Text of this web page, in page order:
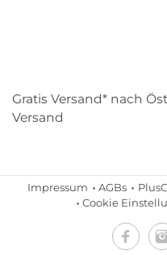
Gratis Versand* nach
Versand
Impressum AGBs
Cookie